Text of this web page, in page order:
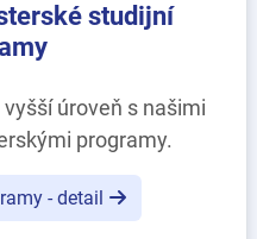
studijní
úroveň s našimi
programy.
- detail